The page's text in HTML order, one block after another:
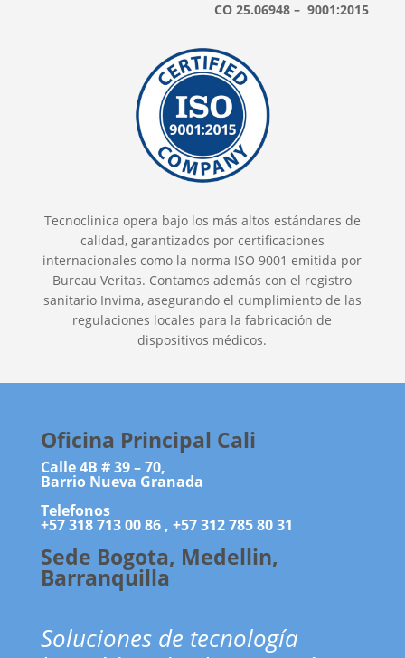
CO 25.06948 – 9001:2015
Tecnoclinica opera bajo los más altos estándares de
calidad, garantizados por certificaciones
internacionales como la norma ISO 9001 emitida por
Bureau Veritas. Contamos además con el registro
sanitario Invima, asegurando el cumplimiento de las
regulaciones locales para la fabricación de
dispositivos médicos.
Oficina Principal Cali
Calle 4B # 39 – 70,
Barrio Nueva Granada
Telefonos
+57 318 713 00 86 , +57 312 785 80 31
Sede Bogota, Medellin,
Barranquilla
Soluciones de tecnología